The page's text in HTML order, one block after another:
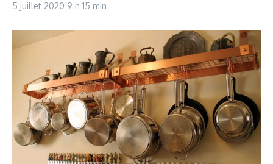
5 juillet 2020 9 h 15 min